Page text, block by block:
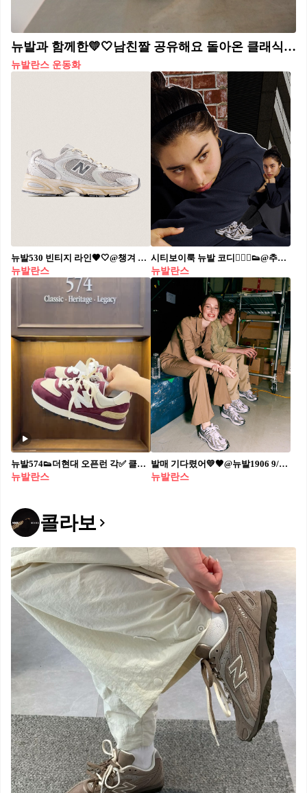
뉴발과 함께한💛🤍남친짤 공유해요 돌아온 클래식 조거🇺🇸뉴발란스 2010 8/20(수) 출시 #광고 내일 뉴발란스 프리미엄 클래식 ABZORB 2010이 출시됩니다. 8월 20일, 뉴발란스가 선택된 가치만을 담은 프리미엄 조거 ‘ABZORB 2010’을 출시합니다. 클래식한 남친룩 대명사 공유가 함께한 이번 캠페인은 헤리티지를 느끼게 합니다. ABZORB 2010은 빈티지 컬러 조합과 스웨이드 소재, 진보적인 아웃솔 라인을 통해 고급스러운 클래식 무드를 자아내며, 뉴발 대표 모델 메이드(Made) 라인을 연상시킵니다. 기능성 또한 놓치지 않았습니다. 뉴발란스의 최신 쿠셔닝 기술인 ABZORB 솔 유닛을 적용해 탁월한 착화감을 제공합니다. 뉴발 클래식 조거의 새로운 기준을 만나보세요.
뉴발란스 운동화
뉴발530 빈티지 라인🤎🤍@챙겨 클래식에 레트로 컬러추가👟⛓8/12(금) 출시 #광고
뉴발란스
시티보이룩 뉴발 코디🤵🏻‍♀️👟@추가 뉴발란스 x 아키오 하세가와 1906R🖤💛8/12(금) 출시 #광고
뉴발란스
뉴발574👟더현대 오픈런 각✅ 클래식/레거시/헤리티지🔥9/6 까지 여의도에서@만나🙌 #광고 뉴발란스 574 팝업스토어가 더현대 서울에서 진행됩니다. 574 레거시 신상은 더현대 서울에서 단독 선공개되며, 클래식/헤리티지/레거시 등 574 메인 모델을 직접 신어보고 제품 구매도 가능합니다. 또한 제품 구매 시 더현대 서울 한정판 신발끈도 제공되니 더현대 뉴발란스 팝업 구경가보세요. - 위치: 서울특별시 영등포구 여의대로 108 더현대 서울 지하2층
뉴발란스
발매 기다렸어💛🖤@뉴발1906 9/16(금) 오전 11시 발매🇺🇸📝다들 핫템 준비해 #광고
뉴발란스
콜라보